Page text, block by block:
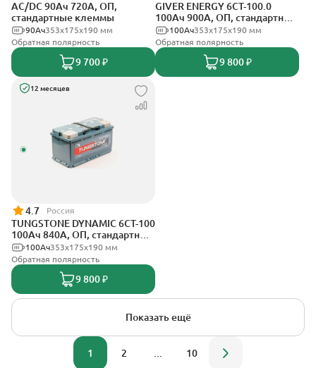
AC/DC 90Ач 720А, ОП,
стандартные клеммы
353х175х190 мм
90Ач
Обратная полярность
9 700 ₽
GIVER ENERGY 6СТ-100.0
100Ач 900А, ОП, стандартные
клеммы353х175х190 мм
100Ач
Обратная полярность
9 800 ₽
12 месяцев
4.7 Россия
TUNGSTONE DYNAMIC 6СТ-100
100Ач 840А, ОП, стандартные
клеммы353x175x190 мм
100Ач
Обратная полярность
9 800 ₽
Показать ещё
1 2 10